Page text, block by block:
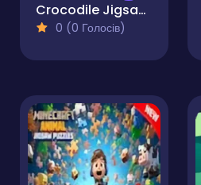
Crocodile Jigsaw Perfect Slide Puzzle
0 (0 Голосів)